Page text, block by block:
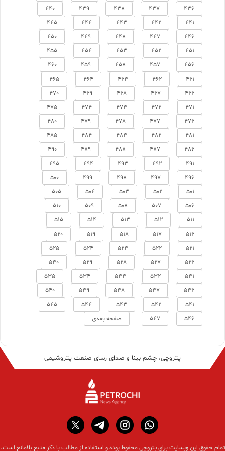
436
437
438
439
440
441
442
443
444
445
446
447
448
449
450
451
452
453
454
455
456
457
458
459
460
461
462
463
464
465
466
467
468
469
470
471
472
473
474
475
476
477
478
479
480
481
482
483
484
485
486
487
488
489
490
491
492
493
494
495
496
497
498
499
500
501
502
503
504
505
506
507
508
509
510
511
512
513
514
515
516
517
518
519
520
521
522
523
524
525
526
527
528
529
530
531
532
533
534
535
536
537
538
539
540
541
542
543
544
545
546
547 صفحه بعدی
پتروچی، چشم بینا و صدای رسای صنعت پتروشیمی
تمام حقوق این وبسایت برای پتروچی محفوظ بوده و استفاده از مطالب با ذکر منبع بلامانع است.